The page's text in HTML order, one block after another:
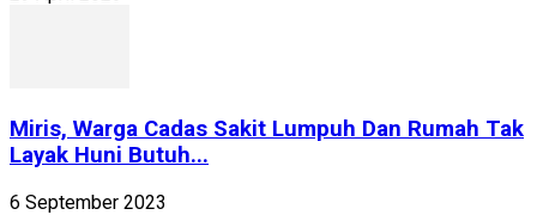
Miris, Warga Cadas Sakit Lumpuh Dan Rumah Tak
Layak Huni Butuh...
6 September 2023